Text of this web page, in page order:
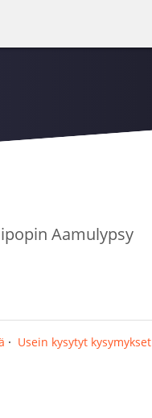
Aamulypsy
· Usein kysytyt kysymykset